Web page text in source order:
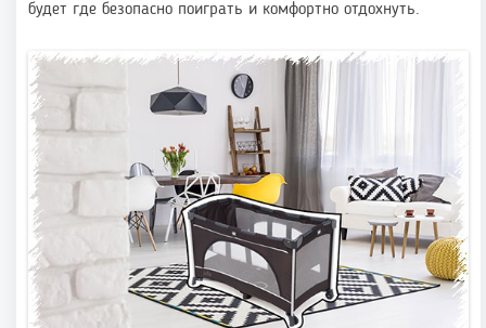
будет где безопасно поиграть и комфортно отдохнуть.